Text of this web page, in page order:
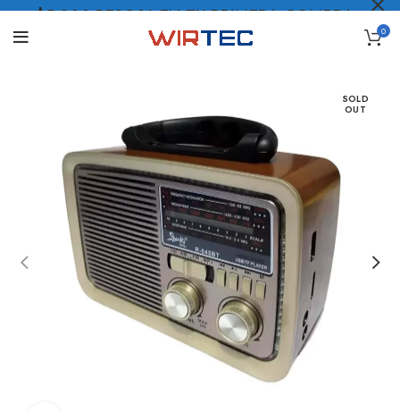
0
SOLD
OUT
$5.000 PESOS* EN TU PRIMERA COMPRA